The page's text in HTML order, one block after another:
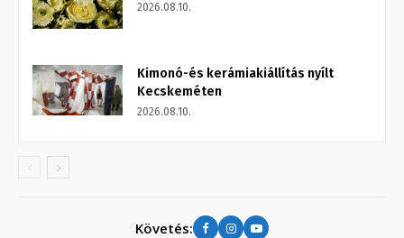
2026.08.10.
Kimonó-és kerámiakiállítás nyílt
Kecskeméten
2026.08.10.
Követés: